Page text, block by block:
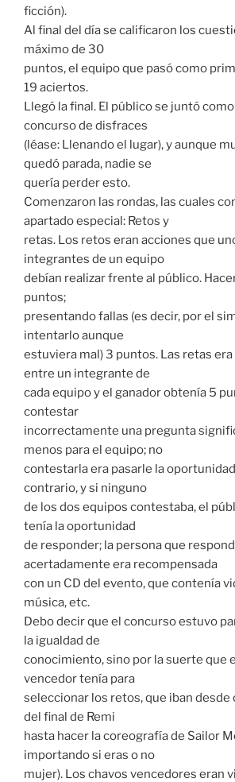
ficción).
Al final del día se calificaron los
máximo de 30
puntos, el equipo que pasó como
19 aciertos.
Llegó la final. El público se juntó
concurso de disfraces
(léase: Llenando el lugar), y aunque
quedó parada, nadie se
quería perder esto.
Comenzaron las rondas, las cuales
apartado especial: Retos y
retas. Los retos eran acciones que
integrantes de un equipo
debían realizar frente al público.
puntos;
presentando fallas (es decir, por el
intentarlo aunque
estuviera mal) 3 puntos. Las retas
entre un integrante de
cada equipo y el ganador obtenía 5
contestar
incorrectamente una pregunta
menos para el equipo; no
contestarla era pasarle la
contrario, y si ninguno
de los dos equipos contestaba, el
tenía la oportunidad
de responder; la persona que
acertadamente era recompensada
con un CD del evento, que contenía
música, etc.
Debo decir que el concurso estuvo
la igualdad de
conocimiento, sino por la suerte que
vencedor tenía para
seleccionar los retos, que iban desde
del final de Remi
hasta hacer la coreografía de Sailor
importando si eras o no
mujer). Los chavos vencedores eran